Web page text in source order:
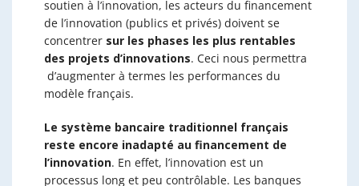
soutien à l’innovation, les acteurs du financement
de l’innovation (publics et privés) doivent se
concentrer sur les phases les plus rentables
des projets d’innovations. Ceci nous permettra
d’augmenter à termes les performances du
modèle français.
Le système bancaire traditionnel français
reste encore inadapté au financement de
l’innovation. En effet, l’innovation est un
processus long et peu contrôlable. Les banques